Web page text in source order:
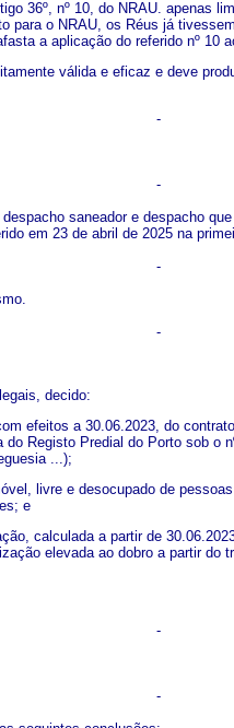
36º, nº 10, do NRAU. apenas
para o NRAU, os Réus já
a aplicação do referido nº 10
válida e eficaz e deve
-
-
saneador e despacho
em 23 de abril de 2025 na
-
-
decido:
efeitos a 30.06.2023, do
Registo Predial do Porto sob o
...);
livre e desocupado de
e
calculada a partir de
elevada ao dobro a partir do
-
-